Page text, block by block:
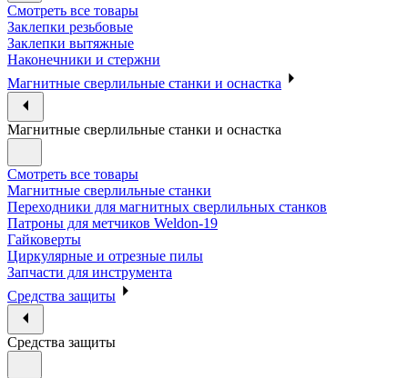
Смотреть все товары
Заклепки резьбовые
Заклепки вытяжные
Наконечники и стержни
Магнитные сверлильные станки и оснастка
Магнитные сверлильные станки и оснастка
Смотреть все товары
Магнитные сверлильные станки
Переходники для магнитных сверлильных станков
Патроны для метчиков Weldon-19
Гайковерты
Циркулярные и отрезные пилы
Запчасти для инструмента
Средства защиты
Средства защиты